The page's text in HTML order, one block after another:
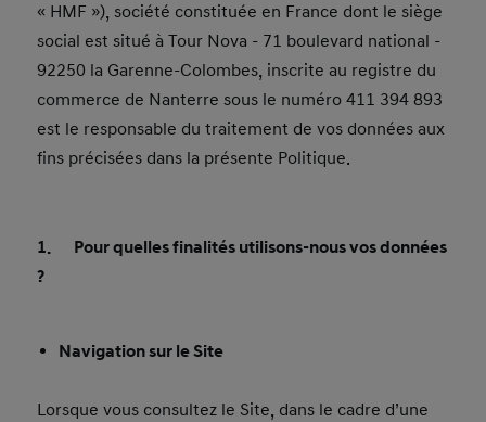
« HMF »), société constituée en France dont le siège
social est situé à Tour Nova - 71 boulevard national -
92250 la Garenne-Colombes, inscrite au registre du
commerce de Nanterre sous le numéro 411 394 893
est le responsable du traitement de vos données aux
fins précisées dans la présente Politique.
1. Pour quelles finalités utilisons-nous vos données
?
Navigation sur le Site
Lorsque vous consultez le Site, dans le cadre d’une